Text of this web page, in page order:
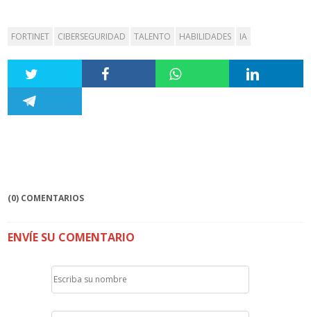
FORTINET CIBERSEGURIDAD TALENTO HABILIDADES IA
(0) COMENTARIOS
ENVÍE SU COMENTARIO